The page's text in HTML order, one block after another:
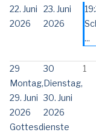
22. Juni
2026
23. Juni
2026
...
29
Montag,
29. Juni
2026
30
Dienstag,
30. Juni
2026
1
Gottesdienste